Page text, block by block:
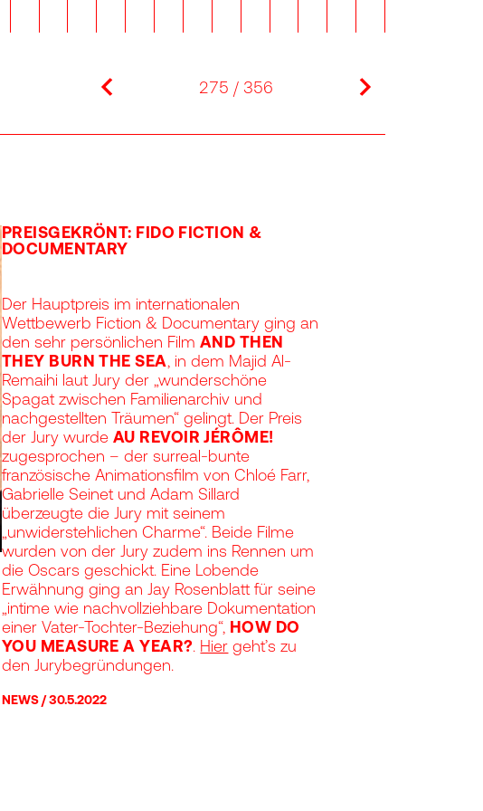
previous 275 / 356 next
PREISGEKRÖNT: FIDO FICTION &
DOCUMENTARY
Der Hauptpreis im internationalen
Wettbewerb Fiction & Documentary ging an
den sehr persönlichen Film AND THEN
THEY BURN THE SEA, in dem Majid Al-
Remaihi laut Jury der „wunderschöne
Spagat zwischen Familienarchiv und
nachgestellten Träumen“ gelingt. Der Preis
der Jury wurde AU REVOIR JÉRÔME!
zugesprochen – der surreal-bunte
französische Animationsfilm von Chloé Farr,
Gabrielle Seinet und Adam Sillard
überzeugte die Jury mit seinem
„unwiderstehlichen Charme“. Beide Filme
wurden von der Jury zudem ins Rennen um
die Oscars geschickt. Eine Lobende
Erwähnung ging an Jay Rosenblatt für seine
„intime wie nachvollziehbare Dokumentation
einer Vater-Tochter-Beziehung“, HOW DO
YOU MEASURE A YEAR?. Hier geht’s zu
den Jurybegründungen.
NEWS 30.5.2022